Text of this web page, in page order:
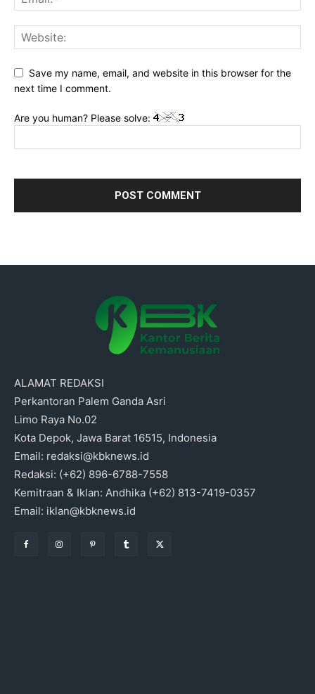
Save my name, email, and website in this browser for the
next time I comment.
Are you human? Please solve:
ALAMAT REDAKSI
Perkantoran Palem Ganda Asri
Limo Raya No.02
Kota Depok, Jawa Barat 16515, Indonesia
Email: redaksi@kbknews.id
Redaksi: (+62) 896-6788-7558
Kemitraan & Iklan: Andhika (+62) 813-7419-0357
Email: iklan@kbknews.id